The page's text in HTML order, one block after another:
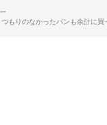
つもりのなかったパンも余計に買